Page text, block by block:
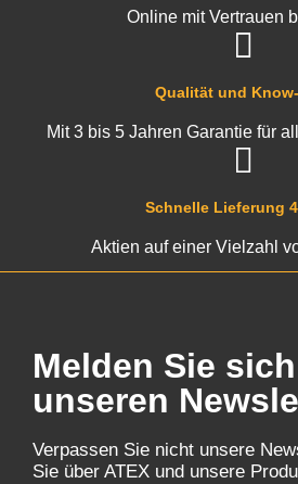
Schnelle Lieferung
Aktien auf einer Vielzahl
Qualität und
Mit 3 bis 5 Jahren Garantie für
Online mit Vertrauen
Melden Sie
unseren
Verpassen Sie nicht unsere
Sie über ATEX und unsere